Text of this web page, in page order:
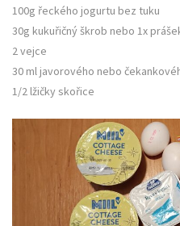
100g řeckého jogurtu bez tuku
30g kukuřičný škrob nebo 1x
2 vejce
30 ml javorového nebo
1/2 lžičky skořice